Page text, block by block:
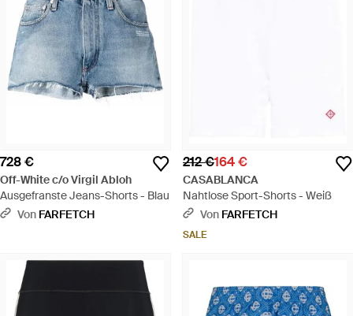
728 €
Off-White c/o Virgil Abloh
Ausgefranste Jeans-Shorts - Blau
Von FARFETCH
212 €164 €
CASABLANCA
Nahtlose Sport-Shorts - Weiß
Von FARFETCH
SALE